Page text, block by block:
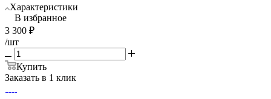
Характеристики
В избранное
3 300 ₽
/шт
Купить
Заказать в 1 клик